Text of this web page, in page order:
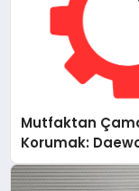
Mutfaktan
Korumak:
Destek